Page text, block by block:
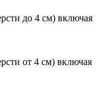
до 4 см) включая
от 4 см) включая